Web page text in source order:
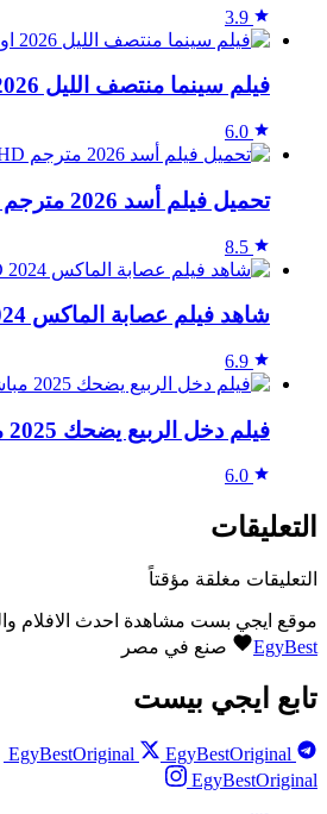
3.9
فيلم سينما منتصف الليل 2026 اون لاين
6.0
تحميل فيلم أسد 2026 مترجم HD مجاناً
8.5
شاهد فيلم عصابة الماكس 2024 HD
6.9
فيلم دخل الربيع يضحك 2025 مباشرة HD
6.0
التعليقات
التعليقات مغلقة مؤقتاً
موقع ايجي بست مشاهدة احدث الافلام
EgyBest
صنع في مصر
تابع ايجي بيست
EgyBestOriginal
EgyBestOriginal
EgyBestOriginal